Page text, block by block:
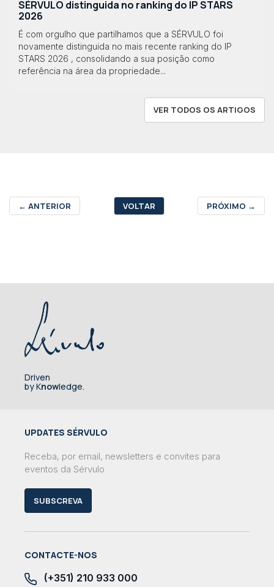
SÉRVULO distinguida no ranking do IP STARS
2026
É com orgulho que partilhamos que a SÉRVULO foi
novamente distinguida no mais recente ranking do IP
STARS 2026 , consolidando a sua posição como
referência na área da propriedade...
VER TODOS OS ARTIGOS
← ANTERIOR VOLTAR PRÓXIMO →
Driven
by Knowledge.
UPDATES SÉRVULO
Receba, por email, newsletters e convites para
eventos da Sérvulo
SUBSCREVA
CONTACTE-NOS
(+351) 210 933 000